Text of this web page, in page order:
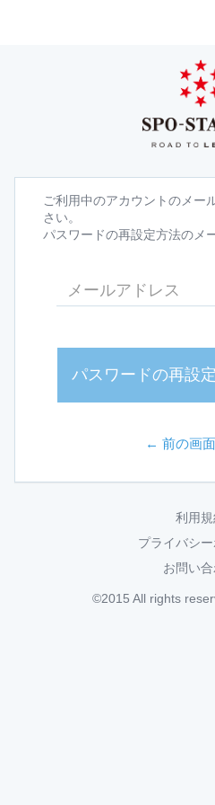
ご利用中のアカウントのメー
さい。
パスワードの再設定方法のメ
パスワードの再設
← 前の画
利用規
プライバシ
お問い
©2015 All rights